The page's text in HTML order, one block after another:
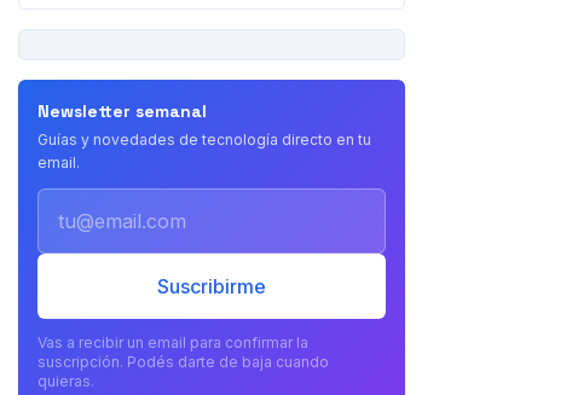
Newsletter semanal
Guías y novedades de tecnología directo en tu
email.
Suscribirme
Vas a recibir un email para confirmar la
suscripción. Podés darte de baja cuando
quieras.